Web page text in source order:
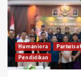
Humaniora
Pendidikan